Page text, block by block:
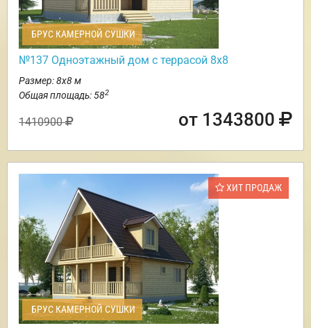
БРУС КАМЕРНОЙ СУШКИ
№137 Одноэтажный дом с террасой 8х8
Размер: 8х8 м
Общая площадь: 582
1410900 от 1343800
ХИТ ПРОДАЖ
БРУС КАМЕРНОЙ СУШКИ